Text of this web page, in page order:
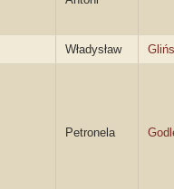
Władysław
Petronela